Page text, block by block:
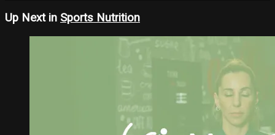
Up Next in Sports Nutrition